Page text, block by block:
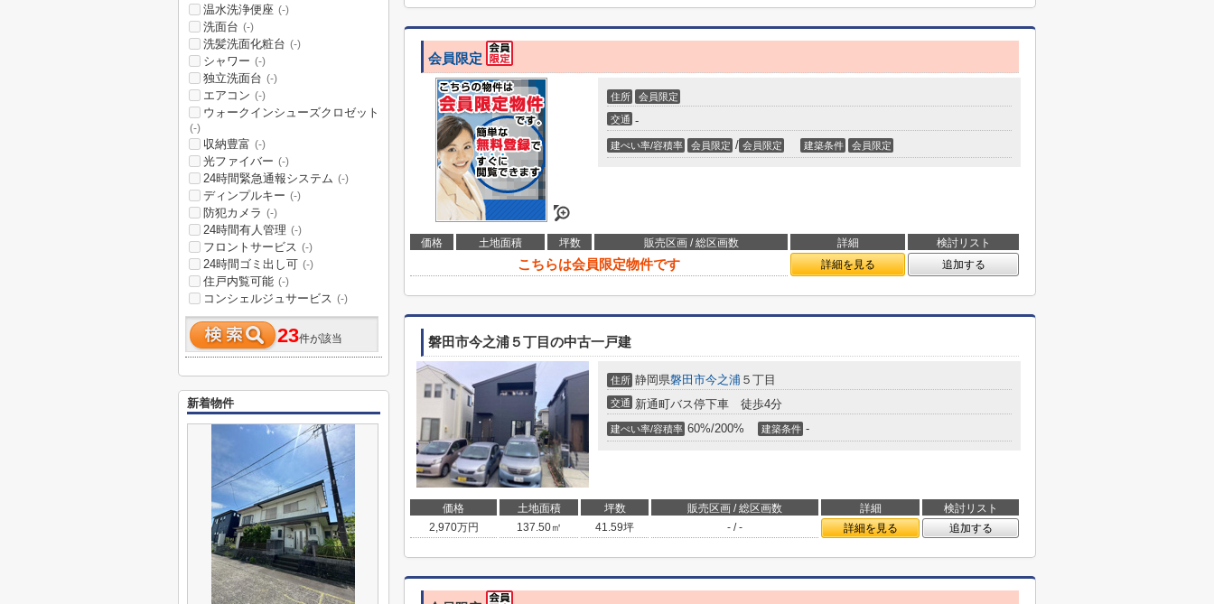
会員限定
住所 会員限定
交通 -
建ぺい率/容積率 会員限定 / 会員限定 建築条件 会員限定
価格 土地面積 坪数 販売区画 / 総区画数 詳細 検討リスト
こちらは会員限定物件です 詳細を見る 追加する
磐田市今之浦５丁目の中古一戸建
住所 静岡県磐田市今之浦 ５丁目
交通 新通町バス停下車 徒歩4分
建ぺい率/容積率 60%/200% 建築条件 -
価格 土地面積 坪数 販売区画 / 総区画数 詳細
検討リスト
2,970万円 137.50㎡ 41.59坪 - / - 詳細を見る 追加する
温水洗浄便座 (-)
洗面台 (-)
洗髪洗面化粧台 (-)
シャワー (-)
独立洗面台 (-)
エアコン (-)
ウォークインシューズクロゼット
(-)
収納豊富 (-)
光ファイバー (-)
24時間緊急通報システム (-)
ディンプルキー (-)
防犯カメラ (-)
24時間有人管理 (-)
フロントサービス (-)
24時間ゴミ出し可 (-)
住戸内覧可能 (-)
コンシェルジュサービス (-)
23件が該当
新着物件